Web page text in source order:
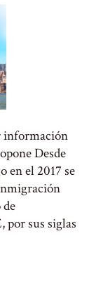
información
Desde
en el 2017 se
sus siglas